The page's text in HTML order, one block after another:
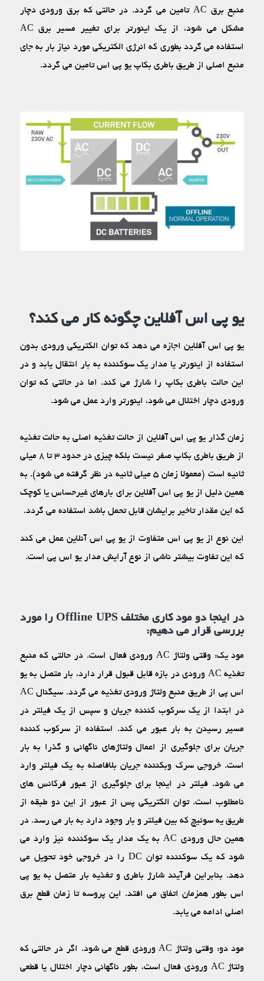
منبع برق AC تامین می‏ گردد. در حالتی که برق ورودی دچار
مشکل می‏ شود، از یک اینورتر برای تغییر مسیر برق AC
استفاده می‏ گردد بطوری که انرژی الکتریکی مورد نیاز بار به جای
منبع اصلی از طریق باطری بکاپ یو پی اس تامین می‏ گردد.
یو پی اس آفلاین چگونه کار می کند؟
یو پی اس آفلاین اجازه می‏ دهد که توان الکتریکی ورودی بدون
استفاده از اینورتر یا مدار یک سوکننده به بار انتقال یابد و در
این حالت باطری بکاپ را شارژ می‏ کند. اما در حالتی که توان
ورودی دچار اختلال می‏ شود، اینورتر وارد عمل می‏ شود.
زمان گذار یو پی اس آفلاین از حالت تغذیه اصلی به حالت تغذیه
از طریق باطری بکاپ صفر نیست بلکه چیزی در حدود ۳ تا ۸ میلی
ثانیه است (معمولا زمان ۵ میلی ثانیه در نظر گرفته می‏ شود). به
همین دلیل از یو پی اس آفلاین برای بارهای غیرحساس یا کوچک
که این مقدار تاخیر برایشان قابل تحمل باشد استفاده می‏ گردد.
این نوع از یو پی اس متفاوت از یو پی اس آنلاین عمل می‏ کند
که این تفاوت بیشتر ناشی از نوع آرایش مدار یو اس پی است.
در اینجا دو مود کاری مختلف Offline UPS را مورد
بررسی قرار می‏ دهیم:
مود یک: وقتی ولتاژ AC ورودی فعال است. در حالتی که منبع
تغذیه AC ورودی در بازه قابل قبول قرار دارد، بار متصل به یو
اس پی از طریق منبع ولتاژ ورودی تغذیه می‏ گردد. سیگنال AC
در ابتدا از یک سرکوب‏ کننده جریان و سپس از یک فیلتر در
مسیر رسیدن به بار عبور می ‏کند. استفاده از سرکوب‏ کننده
جریان برای جلوگیری از اعمال ولتاژهای ناگهانی و گذرا به بار
است. خروجی سرک وب‏کننده جریان بلافاصله به یک فیلتر وارد
می‏ شود. فیلتر در اینجا برای جلوگیری از عبور فرکانس‏ های
نامطلوب است. توان الکتریکی پس از عبور از این دو طبقه از
طریق یه سوئیچ که بین فیلتر و بار وجود دارد به بار می‏ رسد. در
همین حال ورودی AC به یک مدار یک سوکننده نیز وارد می‏
شود که یک سوکننده توان DC را در خروجی خود تحویل می‏
دهد. بنابراین فرآیند شارژ باطری و تغذیه بار متصل به یو پی
اس بطور همزمان اتفاق می ‏افتد. این پروسه تا زمان قطع برق
اصلی ادامه می‏ یابد.
مود دو: وقتی ولتاژ AC ورودی قطع می‏ شود. اگر در حالتی که
ولتاژ AC ورودی فعال است، بطور ناگهانی دچار اختلال یا قطعی